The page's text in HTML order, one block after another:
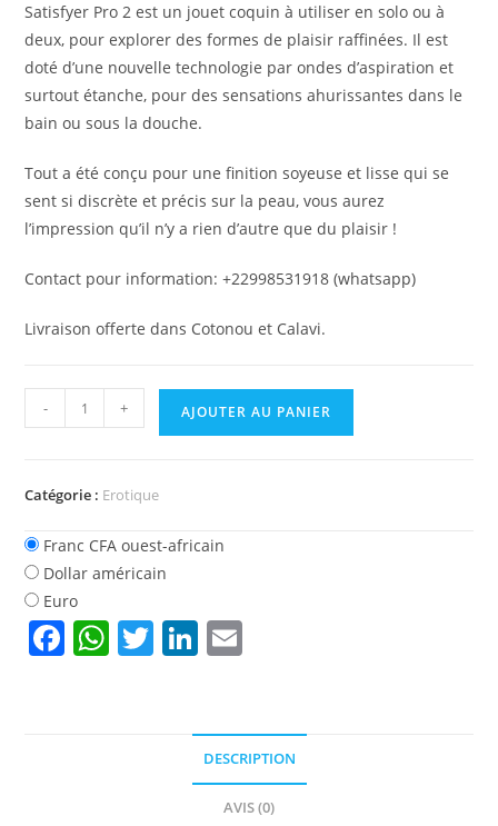
Satisfyer Pro 2 est un jouet coquin à utiliser en solo ou à
deux, pour explorer des formes de plaisir raffinées. Il est
doté d’une nouvelle technologie par ondes d’aspiration et
surtout étanche, pour des sensations ahurissantes dans le
bain ou sous la douche.
Tout a été conçu pour une finition soyeuse et lisse qui se
sent si discrète et précis sur la peau, vous aurez
l’impression qu’il n’y a rien d’autre que du plaisir !
Contact pour information: +22998531918 (whatsapp)
Livraison offerte dans Cotonou et Calavi.
quantité
de
Cotonou
-
Calavi
- + AJOUTER AU PANIER
Catégorie : Erotique
Franc CFA ouest-africain
Dollar américain
Euro
F W T Li
e
dI
l
DESCRIPTION
AVIS (0)